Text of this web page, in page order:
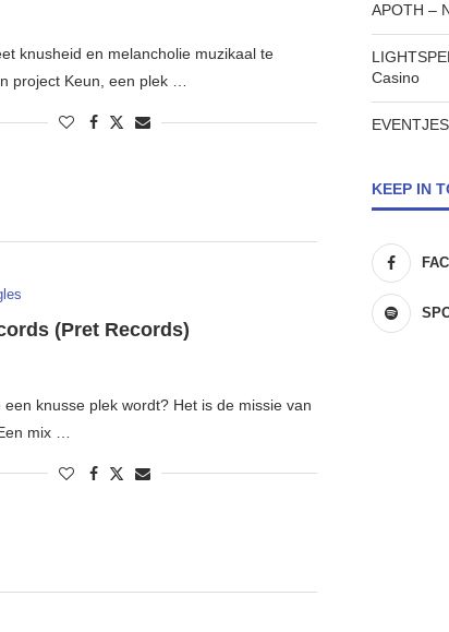
knusheid en melancholie muzikaal te
project Keun, een plek …
(Pret Records)
een knusse plek wordt? Het is de missie van
mix …
APOTH –
Casino
KEEP IN